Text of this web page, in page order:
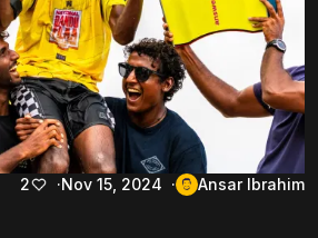
Ansar Ibrahim
Nov 15, 2024
2